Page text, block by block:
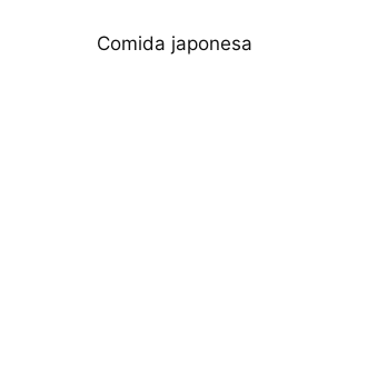
Comida japonesa